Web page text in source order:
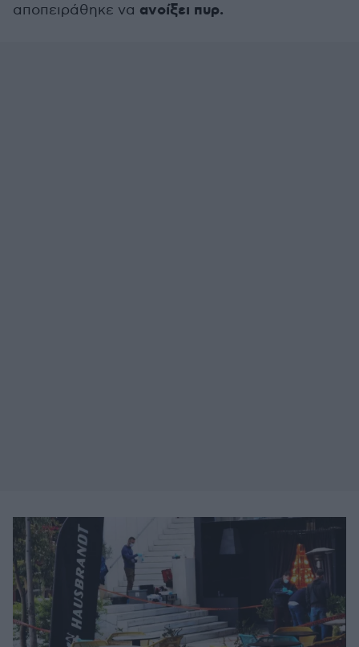
αποπειράθηκε να ανοίξει πυρ.